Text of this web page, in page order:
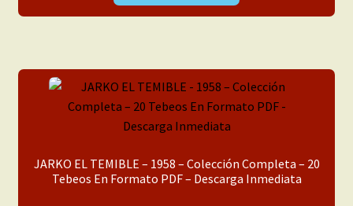
JARKO EL TEMIBLE – 1958 – Colección Completa – 20
Tebeos En Formato PDF – Descarga Inmediata